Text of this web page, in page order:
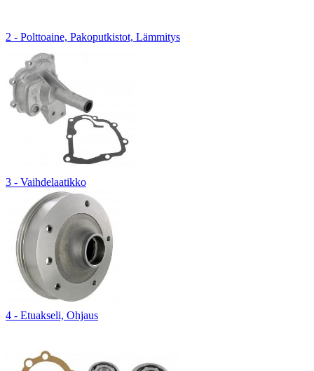
2 - Polttoaine, Pakoputkistot, Lämmitys
3 - Vaihdelaatikko
4 - Etuakseli, Ohjaus